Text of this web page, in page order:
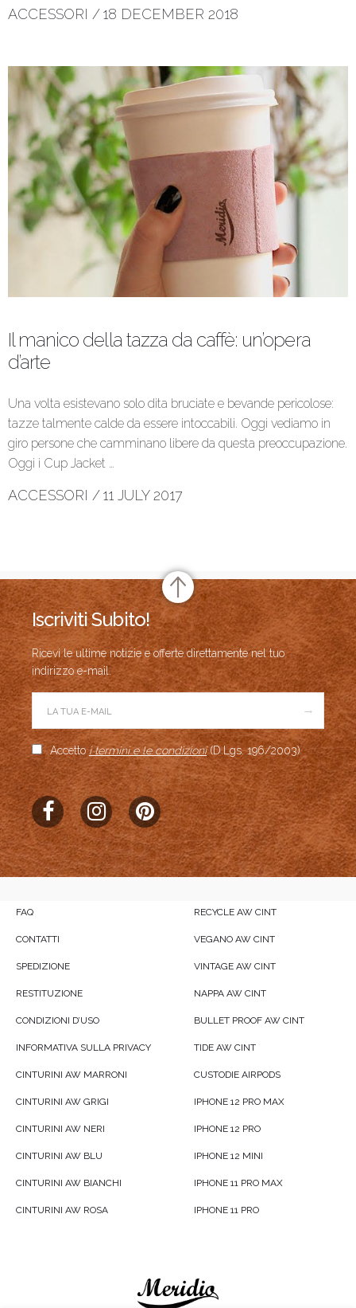
ACCESSORI /18 DECEMBER 2018
Il manico della tazza da caffè: un’opera
d’arte
Una volta esistevano solo dita bruciate e bevande pericolose:
tazze talmente calde da essere intoccabili. Oggi vediamo in
giro persone che camminano libere da questa preoccupazione.
Oggi i Cup Jacket …
ACCESSORI /11 JULY 2017
Iscriviti Subito!
Ricevi le ultime notizie e offerte direttamente nel tuo
indirizzo e-mail.
→
Accetto i termini e le condizioni(D.Lgs. 196/2003)
FAQ
CONTATTI
SPEDIZIONE
RESTITUZIONE
CONDIZIONI D’USO
INFORMATIVA SULLA PRIVACY
CINTURINI AW MARRONI
CINTURINI AW GRIGI
CINTURINI AW NERI
CINTURINI AW BLU
CINTURINI AW BIANCHI
CINTURINI AW ROSA
RECYCLE AW CINT
VEGANO AW CINT
VINTAGE AW CINT
NAPPA AW CINT
BULLET PROOF AW CINT
TIDE AW CINT
CUSTODIE AIRPODS
IPHONE 12 PRO MAX
IPHONE 12 PRO
IPHONE 12 MINI
IPHONE 11 PRO MAX
IPHONE 11 PRO